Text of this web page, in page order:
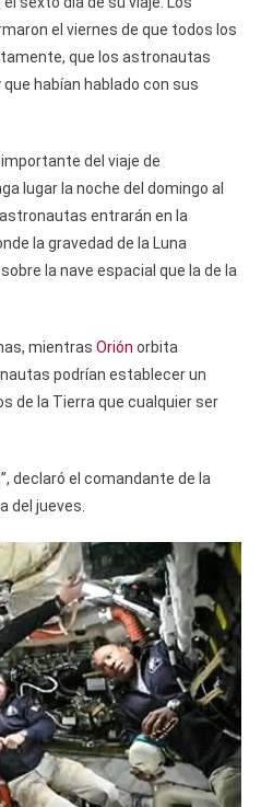
el viernes de que todos los
que los astronautas
habían hablado con sus
del viaje de
lugar la noche del domingo al
entrarán en la
la gravedad de la Luna
la nave espacial que la de la
mientras Orión orbita
podrían establecer un
de la Tierra que cualquier ser
declaró el comandante de la
del jueves.